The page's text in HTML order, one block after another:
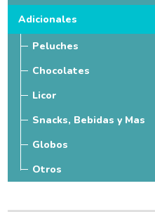
Adicionales
Peluches
Chocolates
Licor
Snacks, Bebidas y Mas
Globos
Otros